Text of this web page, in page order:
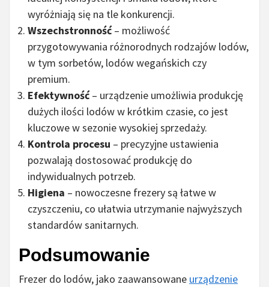
wyróżniają się na tle konkurencji.
Wszechstronność– możliwość
przygotowywania różnorodnych rodzajów lodów,
w tym sorbetów, lodów wegańskich czy
premium.
Efektywność– urządzenie umożliwia produkcję
dużych ilości lodów w krótkim czasie, co jest
kluczowe w sezonie wysokiej sprzedaży.
Kontrola procesu – precyzyjne ustawienia
pozwalają dostosować produkcję do
indywidualnych potrzeb.
Higiena – nowoczesne frezery są łatwe w
czyszczeniu, co ułatwia utrzymanie najwyższych
standardów sanitarnych.
Podsumowanie
Frezer do lodów, jako zaawansowane urządzenie